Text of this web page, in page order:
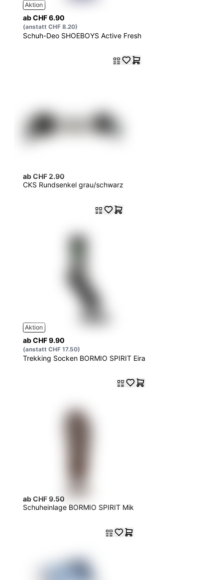
Aktion
ab CHF 6.90
(anstatt CHF 8.20)
Schuh-Deo SHOEBOYS Active Fresh
ab CHF 2.90
CKS Rundsenkel grau/schwarz
Aktion
ab CHF 9.90
(anstatt CHF 17.50)
Trekking Socken BORMIO SPIRIT Eira
ab CHF 9.50
Schuheinlage BORMIO SPIRIT Mik